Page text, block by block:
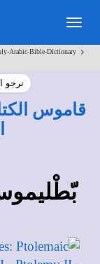
Toggle
navigation
Arabic-Bible-Dictionary>
نرجو
قاموس